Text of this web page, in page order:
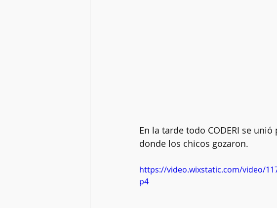
En la tarde todo CODERI se
donde los chicos gozaron.
https://video.wixstatic.com/video/
p4